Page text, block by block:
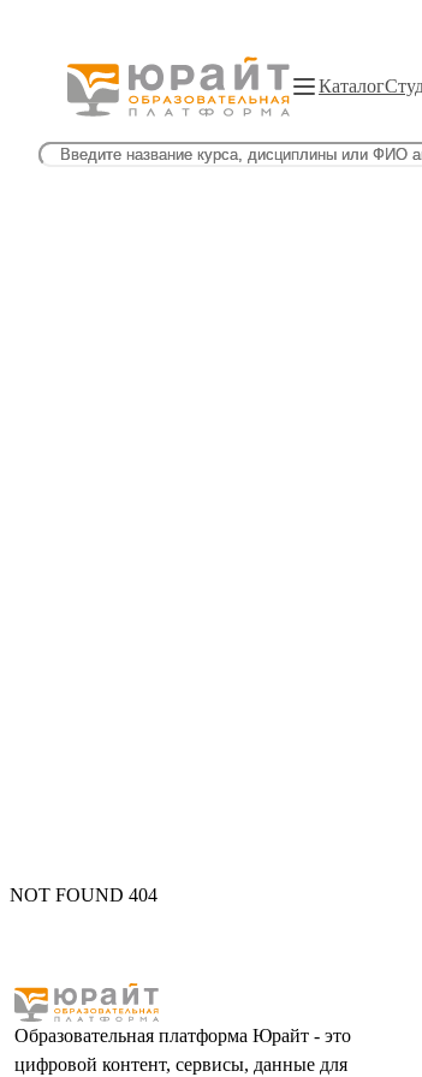
Каталог
NOT FOUND 404
Образовательная платформа Юрайт - это
цифровой контент, сервисы, данные для